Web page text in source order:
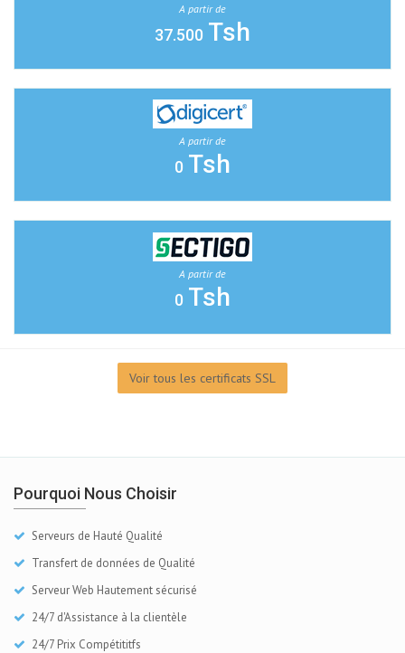
A partir de
37.500 Tsh
A partir de
0 Tsh
A partir de
0 Tsh
Voir tous les certificats SSL
Pourquoi Nous Choisir
Serveurs de Hauté Qualité
Transfert de données de Qualité
Serveur Web Hautement sécurisé
24/7 d'Assistance à la clientèle
24/7 Prix Compétititfs